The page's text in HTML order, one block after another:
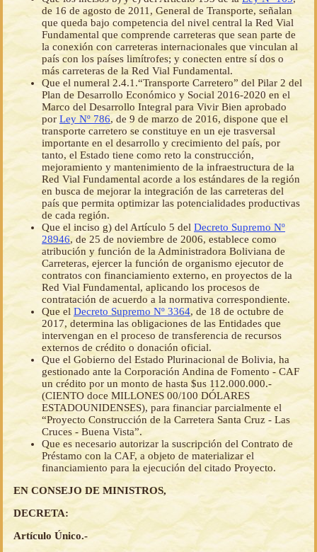
de 16 de agosto de 2011, General de Transporte, señalan
que queda bajo competencia del nivel central la Red Vial
Fundamental que comprende carreteras que sean parte de
la conexión con carreteras internacionales que vinculan al
país con los países limítrofes; y conecten entre sí dos o
más carreteras de la Red Vial Fundamental.
Que el numeral 2.4.1.“Transporte Carretero” del Pilar 2 del
Plan de Desarrollo Económico y Social 2016-2020 en el
Marco del Desarrollo Integral para Vivir Bien aprobado
por Ley Nº 786, de 9 de marzo de 2016, dispone que el
transporte carretero se constituye en un eje trasversal
importante en el desarrollo y crecimiento del país, por
tanto, el Estado tiene como reto la construcción,
mejoramiento y mantenimiento de la infraestructura de la
Red Vial Fundamental acorde a los estándares de la región
en busca de mejorar la integración de las carreteras del
país que permita optimizar las potencialidades productivas
de cada región.
Que el inciso g) del Artículo 5 del Decreto Supremo Nº
28946, de 25 de noviembre de 2006, establece como
atribución y función de la Administradora Boliviana de
Carreteras, ejercer la función de organismo ejecutor de
contratos con financiamiento externo, en proyectos de la
Red Vial Fundamental, aplicando los procesos de
contratación de acuerdo a la normativa correspondiente.
Que el Decreto Supremo Nº 3364, de 18 de octubre de
2017, determina las obligaciones de las Entidades que
intervengan en el proceso de transferencia de recursos
externos de crédito o donación oficial.
Que el Gobierno del Estado Plurinacional de Bolivia, ha
gestionado ante la Corporación Andina de Fomento - CAF
un crédito por un monto de hasta $us 112.000.000.-
(CIENTO doce MILLONES 00/100 DÓLARES
ESTADOUNIDENSES), para financiar parcialmente el
“Proyecto Construcción de la Carretera Santa Cruz - Las
Cruces - Buena Vista”.
Que es necesario autorizar la suscripción del Contrato de
Préstamo con la CAF, a objeto de materializar el
financiamiento para la ejecución del citado Proyecto.
EN CONSEJO DE MINISTROS,
DECRETA:
Artículo Único.-